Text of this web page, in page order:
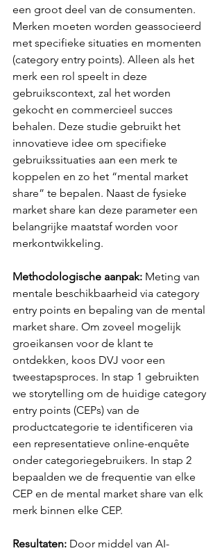
een groot deel van de consumenten.
Merken moeten worden geassocieerd
met specifieke situaties en momenten
(category entry points). Alleen als het
merk een rol speelt in deze
gebruikscontext, zal het worden
gekocht en commercieel succes
behalen. Deze studie gebruikt het
innovatieve idee om specifieke
gebruikssituaties aan een merk te
koppelen en zo het “mental market
share” te bepalen. Naast de fysieke
market share kan deze parameter een
belangrijke maatstaf worden voor
merkontwikkeling.
Methodologische aanpak: Meting van
mentale beschikbaarheid via category
entry points en bepaling van de mental
market share. Om zoveel mogelijk
groeikansen voor de klant te
ontdekken, koos DVJ voor een
tweestapsproces. In stap 1 gebruikten
we storytelling om de huidige category
entry points (CEPs) van de
productcategorie te identificeren via
een representatieve online-enquête
onder categoriegebruikers. In stap 2
bepaalden we de frequentie van elke
CEP en de mental market share van elk
merk binnen elke CEP.
Resultaten: Door middel van AI-